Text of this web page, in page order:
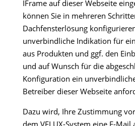
IFrame auf dieser Webseite
können Sie in mehreren
Dachfensterlösung
unverbindliche Indikation für
aus Produkten und ggf. den
und auf Wunsch für die
Konfiguration ein
Betreiber dieser Webseite
Dazu wird, Ihre Zustimmung
dem VELUX-System eine E-Mail